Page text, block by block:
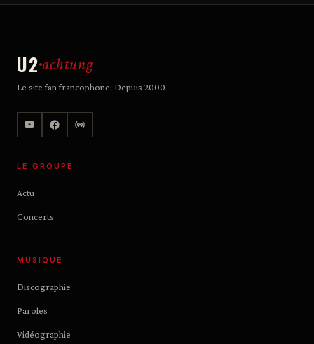
U2 achtung
Le site fan francophone. Depuis 2000
LE GROUPE
Actu
Concerts
MUSIQUE
Discographie
Paroles
Vidéographie